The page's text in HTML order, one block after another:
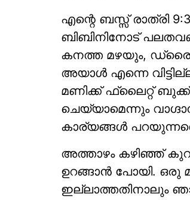
എന്റെ ബസ്സ് രാത്രി
ബിബിനിനോട്
കനത്ത മഴയും,
അയാള്‍ എന്നെ
മണിക്ക് ഫ്ലൈറ്റ്
ചെയ്യാമെന്നും
കാര്യങ്ങള്‍
അത്താഴം കഴിഞ്ഞ്
ഉറങ്ങാന്‍ പോയി. ഒരു
ഇല്ലാത്തതിനാലും